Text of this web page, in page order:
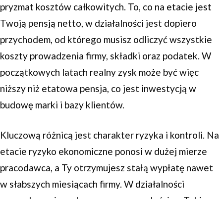
pryzmat kosztów całkowitych. To, co na etacie jest
Twoją pensją netto, w działalności jest dopiero
przychodem, od którego musisz odliczyć wszystkie
koszty prowadzenia firmy, składki oraz podatek. W
początkowych latach realny zysk może być więc
niższy niż etatowa pensja, co jest inwestycją w
budowę marki i bazy klientów.
Kluczową różnicą jest charakter ryzyka i kontroli. Na
etacie ryzyko ekonomiczne ponosi w dużej mierze
pracodawca, a Ty otrzymujesz stałą wypłatę nawet
w słabszych miesiącach firmy. W działalności